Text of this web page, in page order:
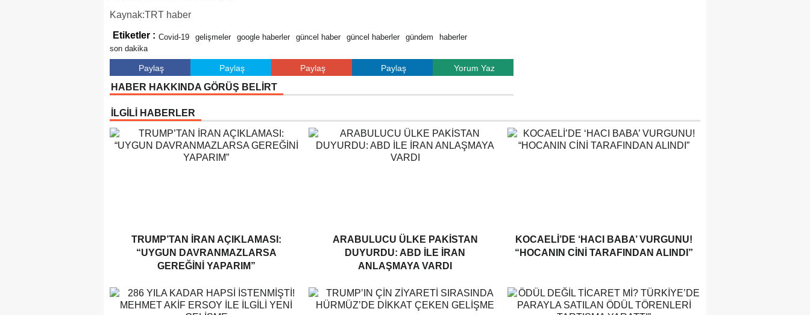
Kaynak:TRT haber
Etiketler : Covid-19 gelişmeler google haberler güncel haber güncel haberler gündem
haberler
son dakika
Paylaş Paylaş Paylaş Paylaş Yorum Yaz
HABER HAKKINDA GÖRÜŞ BELİRT
İLGİLİ HABERLER
TRUMP’TAN İRAN AÇIKLAMASI:
“UYGUN DAVRANMAZLARSA
GEREĞINI YAPARIM”
ARABULUCU ÜLKE PAKISTAN
DUYURDU: ABD ILE İRAN
ANLAŞMAYA VARDI
KOCAELI’DE ‘HACI BABA’ VURGUNU!
“HOCANIN CINI TARAFINDAN ALINDI”